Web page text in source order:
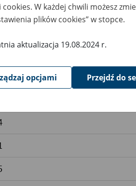
W każdej chwili możesz
plików cookies” w stopce.
aktualizacja 19.08.2024 r.
opcjami Przejdź do